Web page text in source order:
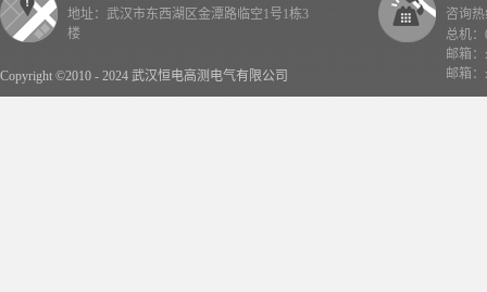
Copyright ©2010 - 2024 武汉恒电高测电气有限公司
地址：武汉市东西湖区金潭路临空1号1栋3
楼
咨询热
总机：
邮箱
邮箱